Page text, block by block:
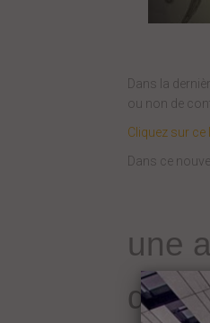
Dans la
ou non de
Cliquez sur
Dans ce
une